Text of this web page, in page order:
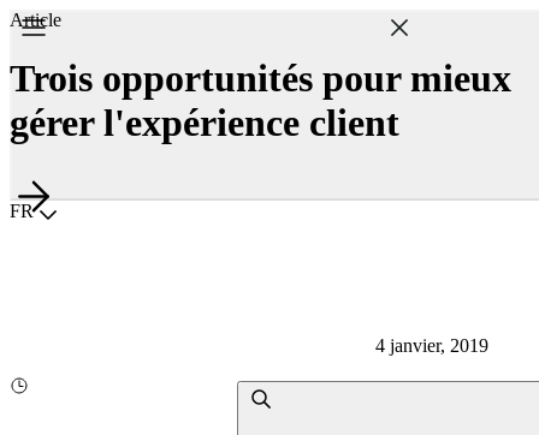
Choisir la langue
FR
Article
Trois opportunités pour mieux
gérer l'expérience client
4 janvier, 2019